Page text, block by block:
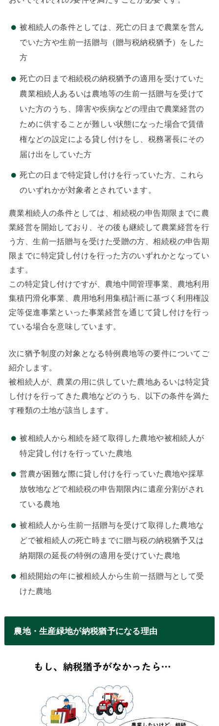
被相続人の条件としては、死亡の日まで農業を営ん
でいた方や生前一括贈与（贈与税納税猶予）をした
方
死亡の日まで相続税の納税猶予の適用を受けていた
農業相続人あるいは農地等の生前一括贈与を受けて
いた方のうち、障害や疾病などの理由で農業経営の
ために供することが難しい状態になった場合で賃借
権などの設定による貸し付けをし、税務署長にその
届け出をしていた方
死亡の日まで特定貸し付けを行っていた方、これら
のいずれかが対象者とされています。
農業相続人の条件としては、相続税の申告期限までに農
業経営を開始しており、その後も継続して農業経営を行
う方、生前一括贈与を受けた受贈の方、相続税の申告期
限までに特定貸し付けを行った方のいずれかとなってい
ます。
この特定貸し付けですが、農地中間管理事業、農地利用
集積円滑化事業、農用地利用集積計画に基づく利用権設
定等促進事業といった事業経営を通じて貸し付けを行っ
ている場合を意味しています。
次に猶予制度の対象となる特例農地等の要件についてご
紹介します。
被相続人が、農業の用に供していた農地あるいは特定貸
し付けを行ってきた農地などのうち、以下の条件を満た
す種類の土地が該当します。
被相続人から相続を経て取得した農地や被相続人が
特定貸し付けを行っていた農地
営農が困難な際に貸し付けを行っていた農地や採草
放牧地などで相続税の申告期限内に遺産分割がされ
ている農地
被相続人から生前一括贈与を受けて取得した農地な
どで被相続人の死亡時までに贈与税の納税猶予又は
納期限の延長の特例の適用を受けていた農地
相続開始の年に被相続人から生前一括贈与として受
けた農地
農地・生産緑地が納税猶予になる理由